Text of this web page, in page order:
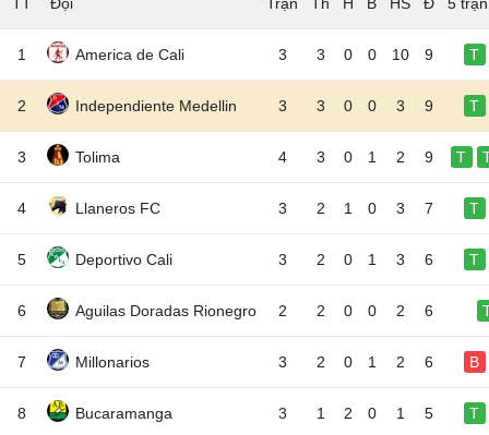
1 America de Cali 3 3 0 0 10 9 T
2 Independiente Medellin 3 3 0 0 3 9 T
3 Tolima 4 3 0 1 2 9 T
4 Llaneros FC 3 2 1 0 3 7 T
5 Deportivo Cali 3 2 0 1 3 6 T
6 Aguilas Doradas Rionegro 2 2 0 0 2 6
7 Millonarios 3 2 0 1 2 6 B
8 Bucaramanga 3 1 2 0 1 5 T